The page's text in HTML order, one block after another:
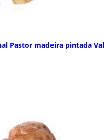
Pastor madeira pintada Val